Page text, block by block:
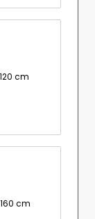
cm
cm